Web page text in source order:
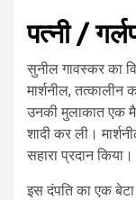
पत्नी /
सुनील गावस्कर का
मार्शनील, तत्कालीन
उनकी मुलाकात एक
शादी कर ली।
सहारा प्रदान किया।
इस दंपति का एक